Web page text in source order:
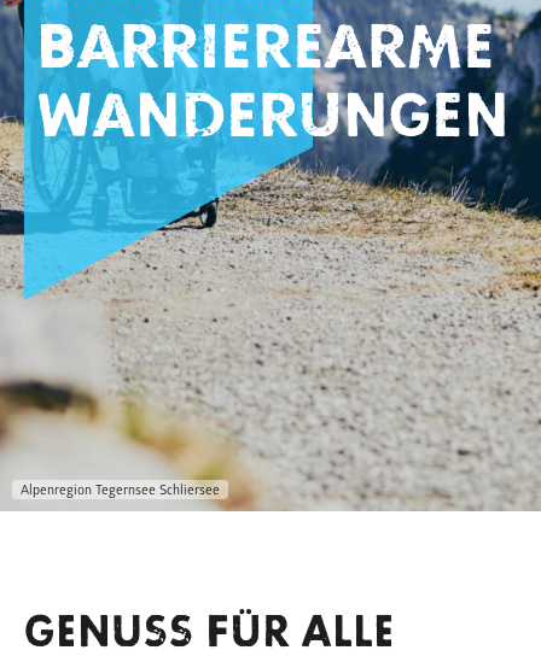
Alpenregion Tegernsee Schliersee
Barrierearme
Wanderungen
GENUSS FÜR ALLE